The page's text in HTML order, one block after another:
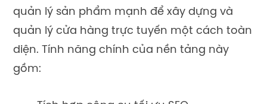
quản lý sản phẩm mạnh để xây dựng và
quản lý cửa hàng trực tuyến một cách toàn
diện. Tính năng chính của nền tảng này
gồm: